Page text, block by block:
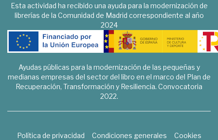
Esta actividad ha recibido una ayuda para la modernización de
librerías de la Comunidad de Madrid correspondiente al año
2024
Ayudas públicas para la modernización de las pequeñas y
medianas empresas del sector del libro en el marco del Plan de
Recuperación, Transformación y Resiliencia. Convocatoria
2022.
Política de privacidad Condiciones generales
Cookies